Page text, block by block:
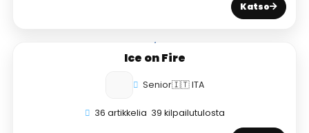
Katso
Ice on Fire
Senior🇮🇹 ITA
36 artikkelia 39 kilpailutulosta